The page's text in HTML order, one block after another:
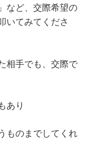
など、交際希望の
いてみてくださ
相手でも、交際で
あり
ものまでしてくれ